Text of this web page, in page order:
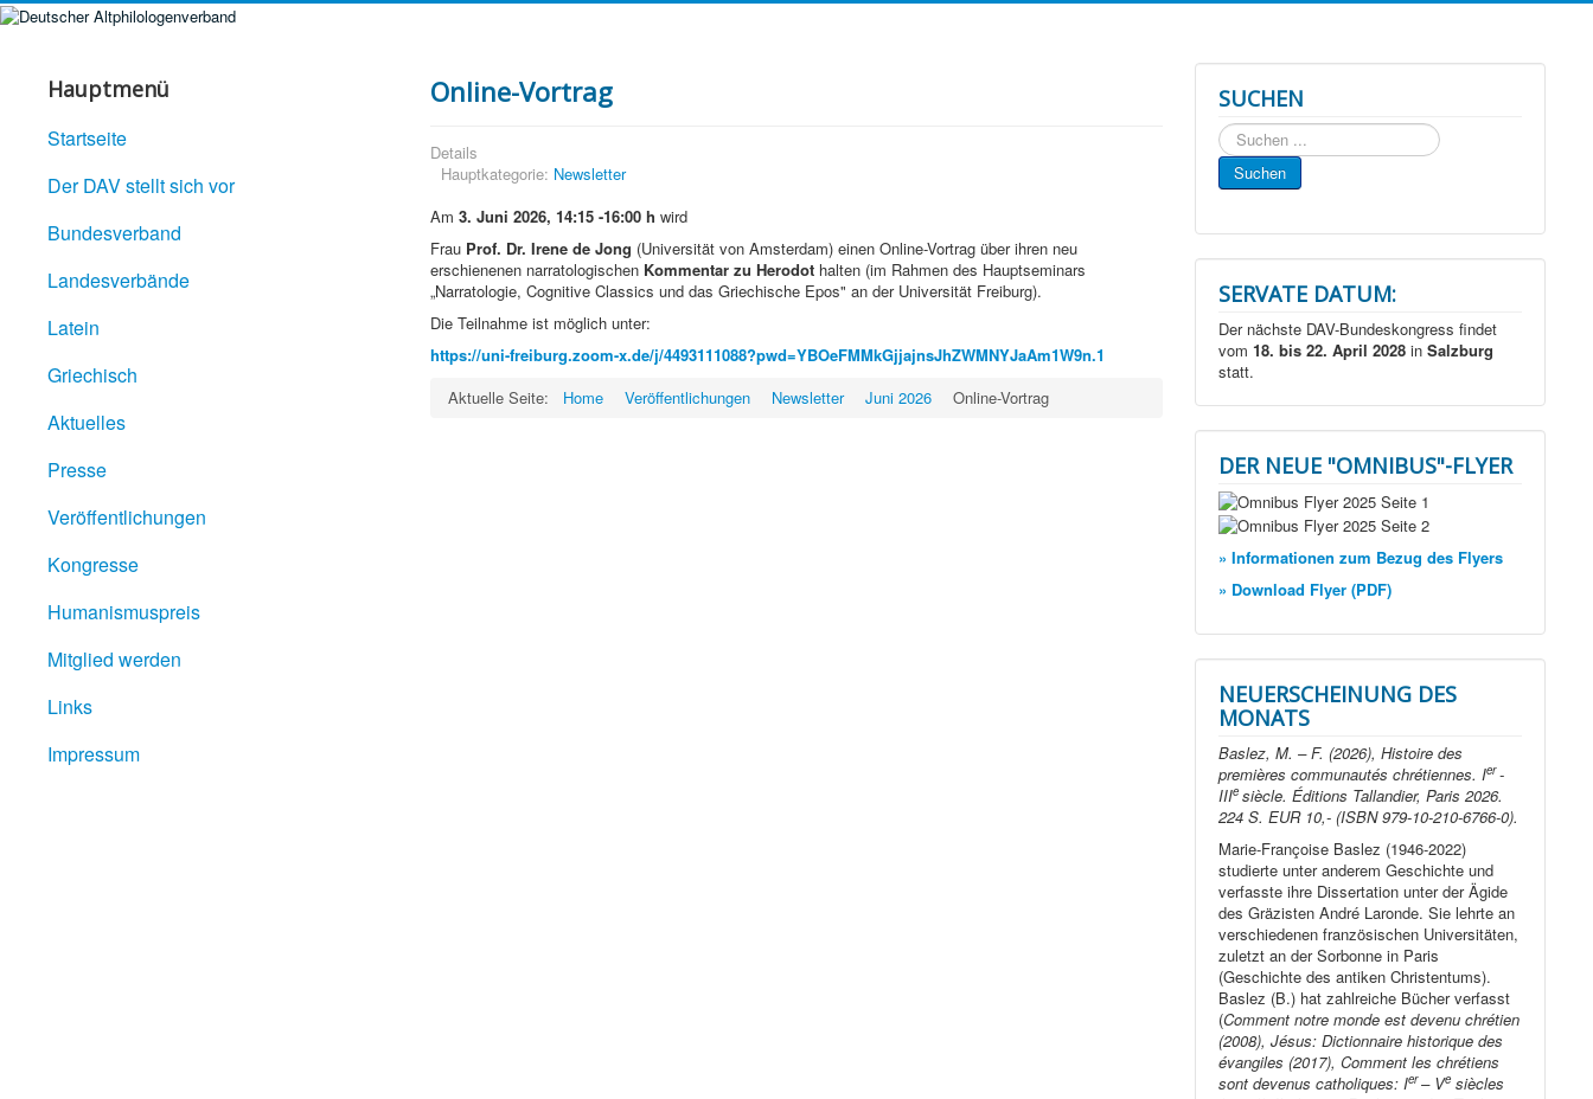
Hauptmenü
Startseite
Der DAV stellt sich vor
Bundesverband
Landesverbände
Latein
Griechisch
Aktuelles
Presse
Veröffentlichungen
Kongresse
Humanismuspreis
Mitglied werden
Links
Impressum
Online-Vortrag
Details
Hauptkategorie: Newsletter
Am 3. Juni 2026, 14:15 -16:00 h wird
Frau Prof. Dr. Irene de Jong (Universität von Amsterdam) einen Online-Vortrag über ihren neu
erschienenen narratologischen Kommentar zu Herodot halten (im Rahmen des Hauptseminars
„Narratologie, Cognitive Classics und das Griechische Epos" an der Universität Freiburg).
Die Teilnahme ist möglich unter:
https://uni-freiburg.zoom-x.de/j/4493111088?pwd=YBOeFMMkGjjajnsJhZWMNYJaAm1W9n.1
Aktuelle Seite:
Home Veröffentlichungen Newsletter Juni 2026 Online-Vortrag
SUCHEN
Suchen
...
Suchen
SERVATE DATUM:
Der nächste DAV-Bundeskongress findet
vom18. bis 22. April 2028 inSalzburg
statt.
DER NEUE "OMNIBUS"-FLYER
» Informationen zum Bezug des Flyers
» Download Flyer (PDF)
NEUERSCHEINUNG DES
MONATS
Baslez, M. – F. (2026), Histoire des
premières communautés chrétiennes. Ier-
IIIe siècle. Éditions Tallandier, Paris 2026.
224 S. EUR 10,- (ISBN 979-10-210-6766-0).
Marie-Françoise Baslez (1946-2022)
studierte unter anderem Geschichte und
verfasste ihre Dissertation unter der Ägide
des Gräzisten André Laronde. Sie lehrte an
verschiedenen französischen Universitäten,
zuletzt an der Sorbonne in Paris
(Geschichte des antiken Christentums).
Baslez (B.) hat zahlreiche Bücher verfasst
(Comment notre monde est devenu chrétien
(2008), Jésus: Dictionnaire historique des
évangiles (2017), Comment les chrétiens
sont devenus catholiques: Ier– Ve siècles